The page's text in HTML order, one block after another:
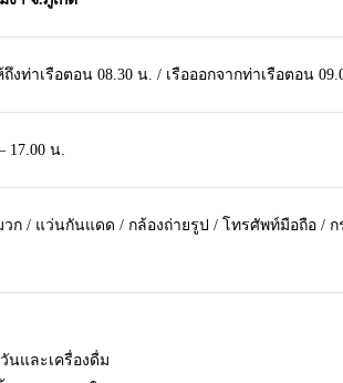
งท่าเรือตอน 08.30 น. / เรือออกจากท่าเรือตอน
17.00 น.
ก / แว่นกันแดด / กล้องถ่ายรูป / โทรศัพท์มือถือ / ก
นและเครื่องดื่ม